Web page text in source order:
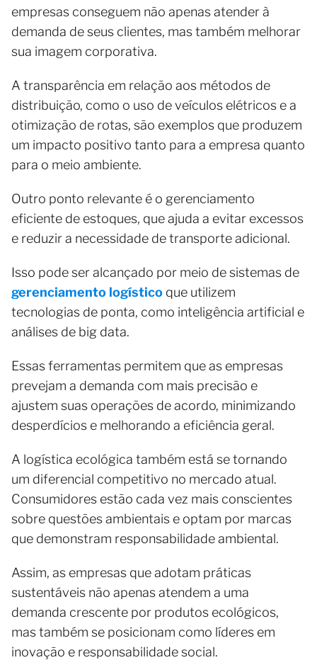
empresas conseguem não apenas atender à
demanda de seus clientes, mas também melhorar
sua imagem corporativa.
A transparência em relação aos métodos de
distribuição, como o uso de veículos elétricos e a
otimização de rotas, são exemplos que produzem
um impacto positivo tanto para a empresa quanto
para o meio ambiente.
Outro ponto relevante é o gerenciamento
eficiente de estoques, que ajuda a evitar excessos
e reduzir a necessidade de transporte adicional.
Isso pode ser alcançado por meio de sistemas de
gerenciamento logístico que utilizem
tecnologias de ponta, como inteligência artificial e
análises de big data.
Essas ferramentas permitem que as empresas
prevejam a demanda com mais precisão e
ajustem suas operações de acordo, minimizando
desperdícios e melhorando a eficiência geral.
A logística ecológica também está se tornando
um diferencial competitivo no mercado atual.
Consumidores estão cada vez mais conscientes
sobre questões ambientais e optam por marcas
que demonstram responsabilidade ambiental.
Assim, as empresas que adotam práticas
sustentáveis não apenas atendem a uma
demanda crescente por produtos ecológicos,
mas também se posicionam como líderes em
inovação e responsabilidade social.